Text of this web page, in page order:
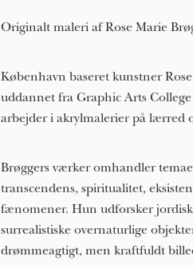
Originalt maleri af Rose Marie
København baseret kunstner
uddannet fra Graphic Arts
arbejder i akrylmalerier på lærred
Brøggers værker omhandler
transcendens, spiritualitet,
fænomener. Hun udforsker
surrealistiske overnaturlige
drømmeagtigt, men kraftfuldt